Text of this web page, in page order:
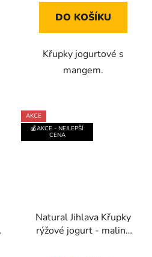
z
DO KOŠÍKU
Křupky jogurtové s
mangem.
AKCE
💰AKCE - NEJLEPŠÍ
CENA
Natural Jihlava Křupky
rýžové jogurt - malina